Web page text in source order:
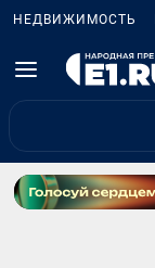
НЕДВИЖИМОСТЬ